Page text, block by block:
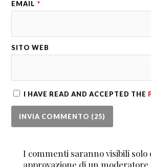
EMAIL *
SITO WEB
I HAVE READ AND ACCEPTED THE
I commenti saranno visibili solo
approvazione di un moderatore.